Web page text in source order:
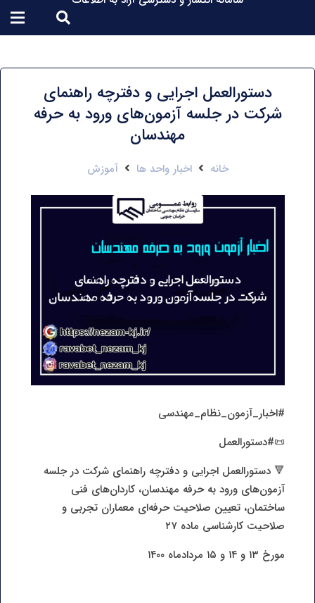
دستورالعمل اجرایی و دفترچه راهنمای
شرکت در جلسه آزمون‌های ورود به حرفه
مهندسان
خانه اخبار واحد ها آموزش
#اخبار_آزمون_نظام_مهندسی
📜#دستورالعمل
🔻 دستورالعمل اجرایی و دفترچه راهنمای شرکت در جلسه
آزمون‌های ورود به حرفه مهندسان، کاردان‌های فنی
ساختمان، تعیین صلاحیت حرفه‌ای معماران تجربی و
صلاحیت کارشناسی ماده ۲۷
مورخ ۱۳ و ۱۴ و ۱۵ مردادماه ۱۴۰۰